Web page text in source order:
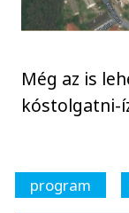
Még az is
kóstolgatni-
program